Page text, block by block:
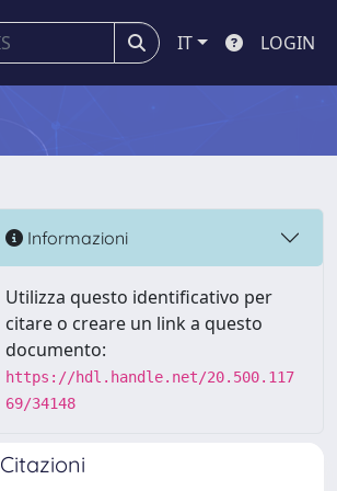
IT LOGIN
Informazioni
Utilizza questo identificativo per
citare o creare un link a questo
documento:
https://hdl.handle.net/20.500.117
69/34148
Citazioni